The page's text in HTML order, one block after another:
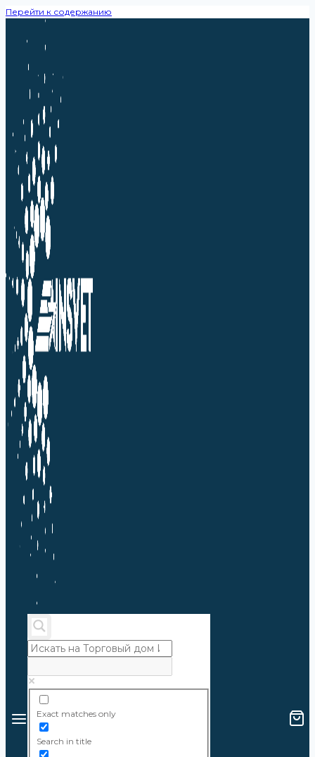
Перейти к содержанию
Exact matches only
Search in title